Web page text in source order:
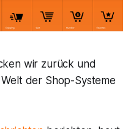
wir zurück und
der Shop-Systeme